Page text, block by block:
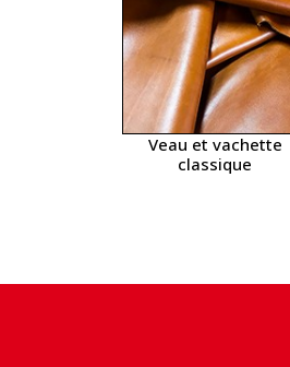
Veau et vachette
classique